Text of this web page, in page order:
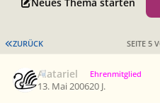
Neues Thema starten
ERSTE SEITE
ZURÜCK SEITE 5
Alatariel Ehrenmitglied
13. Mai 200620 J.